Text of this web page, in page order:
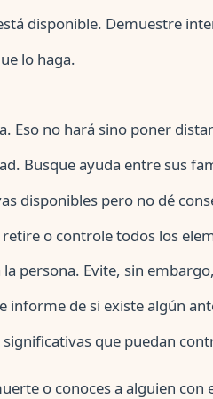
disponible. Demuestre
lo haga.
Eso no hará sino poner
Busque ayuda entre sus
disponibles pero no dé
o controle todos los
la persona. Evite, sin
informe de si existe algún
que puedan
o conoces a alguien con